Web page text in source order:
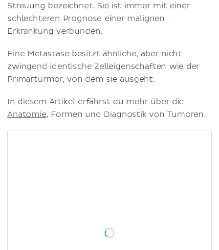
Streuung bezeichnet. Sie ist immer mit einer
schlechteren Prognose einer malignen
Erkrankung verbunden.
Eine Metastase besitzt ähnliche, aber nicht
zwingend identische Zelleigenschaften wie der
Primärturmor, von dem sie ausgeht.
In diesem Artikel erfährst du mehr über die
Anatomie, Formen und Diagnostik von Tumoren.